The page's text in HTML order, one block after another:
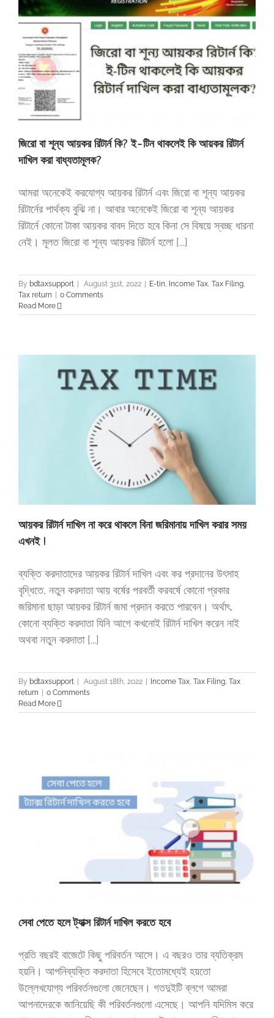
জিরো বা শূন্য আয়কর রিটার্ন কি? ই-টিন থাকলেই কি আয়কর রিটার্ন
দাখিল করা বাধ্যতামূলক?
আমরা অনেকেই করযোগ্য আয়কর রিটার্ন এবং জিরো বা শূন্য আয়কর
রিটার্নের পার্থক্য বুঝি না। আবার অনেকেই জিরো বা শূন্য আয়কর
রিটার্নে কোনো টাকা আয়কর বাবদ দিতে হবে কিনা সে বিষয়ে স্বচ্ছ ধারনা
নেই। মূলত জিরো বা শূন্য আয়কর রিটার্ন হলো [...]
By bdtaxsupport | August 31st, 2022 | E-tin, Income Tax, Tax Filing,
Tax return | 0 Comments
Read More
আয়কর রিটার্ন দাখিল না করে থাকলে বিনা জরিমানায় দাখিল করার সময়
এখনই !
ব্যক্তি করদাতাদের আয়কর রিটার্ন দাখিল এবং কর প্রদানের উৎসাহ
বৃদ্ধিতে, নতুন করদাতা আয় বর্ষের পরবর্তী করবর্ষে কোনো প্রকার
জরিমানা ছাড়া আয়কর রিটার্ন জমা প্রদান করতে পারবেন। অর্থাৎ,
কোনো ব্যক্তি করদাতা যিনি আগে কখনোই রিটার্ন দাখিল করেন নাই
অথবা নতুন করদাতা [...]
By bdtaxsupport | August 18th, 2022 | Income Tax Tax Filing Tax
return | 0 Comments
Read More
সেবা পেতে হলে ট্যাক্স রিটার্ন দাখিল করতে হবে
প্রতি বছরই বাজেটে কিছু পরিবর্তন আসে। এ বছরও তার ব্যতিক্রম
হয়নি। আপনিব্যক্তি করদাতা হিসেবে ইতোমধ্যেই হয়তো
উল্লেখযোগ্য পরিবর্তনগুলো জেনেছেন। গতদুইটি ব্লগে আমরা
আপনাদেরকে জানিয়েছি কী পরিবর্তনগুলো এসেছে। আপনি যদিমিস করে